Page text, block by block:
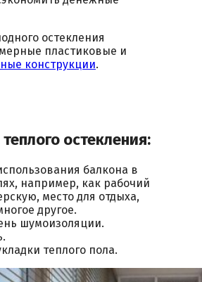
остекления
пластиковые и
конструкции.
остекления:
балкона в
например, как рабочий
место для отдыха,
другое.
шумоизоляции.
теплого пола.